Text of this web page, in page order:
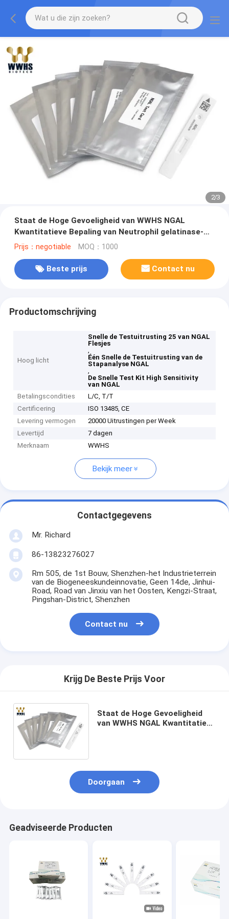
2/3
Staat de Hoge Gevoeligheid van WWHS NGAL
Kwantitatieve Bepaling van Neutrophil gelatinase-
Associtated Lipocalin bij
Prijs：negotiable MOQ：1000
Beste prijs Contact nu
Productomschrijving
Hoog licht
Snelle de Testuitrusting 25 van NGAL
Flesjes
,
Één Snelle de Testuitrusting van de
Stapanalyse NGAL
,
De Snelle Test Kit High Sensitivity
van NGAL
Betalingscondities
L/C, T/T
Certificering
ISO 13485, CE
Levering vermogen
20000 Uitrustingen per Week
Levertijd
7 dagen
Merknaam
WWHS
Bekijk meer
Contactgegevens
Mr. Richard
86-13823276027
Rm 505, de 1st Bouw, Shenzhen-het Industrieterrein
van de Biogeneeskundeinnovatie, Geen 14de, Jinhui-
Road, Road van Jinxiu van het Oosten, Kengzi-Straat,
Pingshan-District, Shenzhen
Contact nu
Krijg De Beste Prijs Voor
Staat de Hoge Gevoeligheid
van WWHS NGAL Kwantitatieve
Doorgaan
Geadviseerde Producten